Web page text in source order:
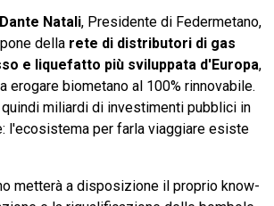
Dante Natali, Presidente di Federmetano,
della rete di distributori di gas
e liquefatto più sviluppata d'Europa,
erogare biometano al 100% rinnovabile.
miliardi di investimenti pubblici in
l'ecosistema per farla viaggiare esiste
metterà a disposizione il proprio know-